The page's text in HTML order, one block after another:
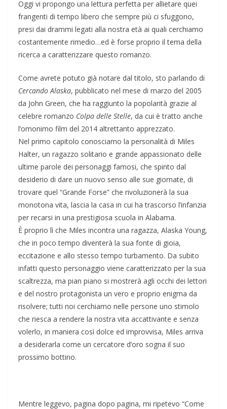
Oggi vi propongo una lettura perfetta per allietare quei
frangenti di tempo libero che sempre più ci sfuggono,
presi dai drammi legati alla nostra età ai quali cerchiamo
costantemente rimedio…ed è forse proprio il tema della
ricerca a caratterizzare questo romanzo.
Come avrete potuto già notare dal titolo, sto parlando di
Cercando Alaska, pubblicato nel mese di marzo del 2005
da John Green, che ha raggiunto la popolarità grazie al
celebre romanzo Colpa delle Stelle, da cui è tratto anche
l’omonimo film del 2014 altrettanto apprezzato.
Nel primo capitolo conosciamo la personalità di Miles
Halter, un ragazzo solitario e grande appassionato delle
ultime parole dei personaggi famosi, che spinto dal
desiderio di dare un nuovo senso alle sue giornate, di
trovare quel “Grande Forse” che rivoluzionerà la sua
monotona vita, lascia la casa in cui ha trascorso l’infanzia
per recarsi in una prestigiosa scuola in Alabama.
È proprio lì che Miles incontra una ragazza, Alaska Young,
che in poco tempo diventerà la sua fonte di gioia,
eccitazione e allo stesso tempo turbamento. Da subito
infatti questo personaggio viene caratterizzato per la sua
scaltrezza, ma pian piano si mostrerà agli occhi dei lettori
e del nostro protagonista un vero e proprio enigma da
risolvere; tutti noi cerchiamo nelle persone uno stimolo
che riesca a rendere la nostra vita accattivante e senza
volerlo, in maniera così dolce ed improvvisa, Miles arriva
a desiderarla come un cercatore d’oro sogna il suo
prossimo bottino.
Mentre leggevo, pagina dopo pagina, mi ripetevo “Come